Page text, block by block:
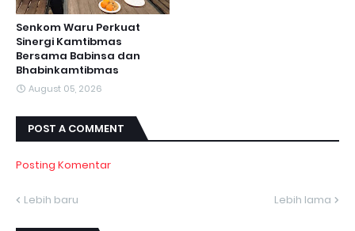
Senkom Waru Perkuat
Sinergi Kamtibmas
Bersama Babinsa dan
Bhabinkamtibmas
August 05, 2026
POST A COMMENT
Posting Komentar
Lebih baru Lebih lama